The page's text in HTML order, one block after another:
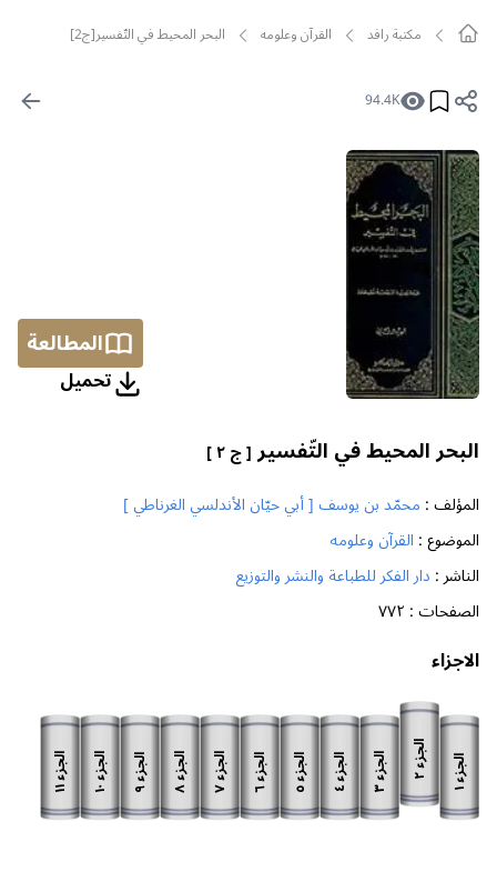
مکتبة رافد القرآن وعلومه البحر المحيط في التّفسير[ج2]
94.4K
المطالعة
تحمیل
البحر المحيط في التّفسير[ ج ٢ ]
المؤلف : محمّد بن يوسف [ أبي حيّان الأندلسي الغرناطي ]
الموضوع : القرآن وعلومه
الناشر : دار الفكر للطباعة والنشر والتوزيع
الصفحات : ٧٧٢
الاجزاء
الجزء
١
الجزء
٢ الجزء
٣
الجزء
٤
الجزء
٥
الجزء
٦
الجزء
٧
الجزء
٨
الجزء
٩
الجزء
١٠
الجزء
١١